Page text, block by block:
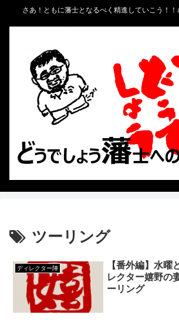
さあ！ともに藩士となるべく精進していこう！！
ツーリング
ディレクター陣
【番外編】水曜
レクター嬉野の
ーリング